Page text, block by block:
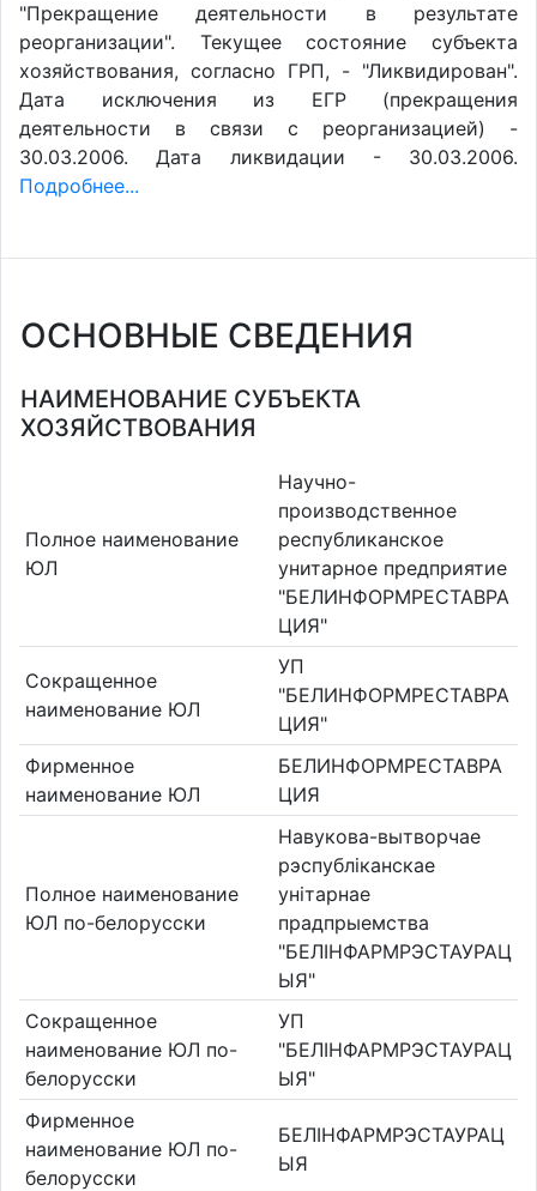
"Прекращение деятельности в результате
реорганизации". Текущее состояние субъекта
хозяйствования, согласно ГРП, - "Ликвидирован".
Дата исключения из ЕГР (прекращения
деятельности в связи с реорганизацией) -
30.03.2006. Дата ликвидации - 30.03.2006.
Подробнее...
ОСНОВНЫЕ СВЕДЕНИЯ
НАИМЕНОВАНИЕ СУБЪЕКТА
ХОЗЯЙСТВОВАНИЯ
Полное наименование
ЮЛ
Научно-
производственное
республиканское
унитарное предприятие
"БЕЛИНФОРМРЕСТАВРА
ЦИЯ"
Сокращенное
наименование ЮЛ
УП
"БЕЛИНФОРМРЕСТАВРА
ЦИЯ"
Фирменное
наименование ЮЛ
БЕЛИНФОРМРЕСТАВРА
ЦИЯ
Полное наименование
ЮЛ по-белорусски
Навукова-вытворчае
рэспублiканскае
унiтарнае
прадпрыемства
"БЕЛIНФАРМРЭСТАУРАЦ
ЫЯ"
Сокращенное
наименование ЮЛ по-
белорусски
УП
"БЕЛIНФАРМРЭСТАУРАЦ
ЫЯ"
Фирменное
наименование ЮЛ по-
белорусски
БЕЛIНФАРМРЭСТАУРАЦ
ЫЯ